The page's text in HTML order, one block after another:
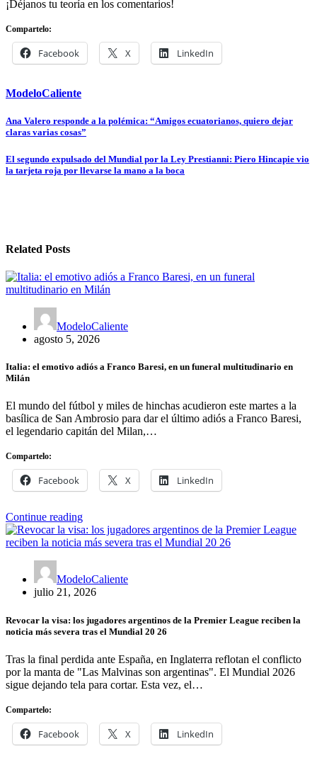
¡Déjanos tu teoría en los comentarios!
Compartelo:
Facebook X LinkedIn
ModeloCaliente
Navegación
entradas
Ana Valero responde a la polémica: “Amigos ecuatorianos, quiero dejar
claras varias cosas”
El segundo expulsado del Mundial por la Ley Prestianni: Piero Hincapie vio
la tarjeta roja por llevarse la mano a la boca
Related Posts
ModeloCaliente
agosto 5, 2026
Italia: el emotivo adiós a Franco Baresi, en un funeral multitudinario en
Milán
El mundo del fútbol y miles de hinchas acudieron este martes a la
basílica de San Ambrosio para dar el último adiós a Franco Baresi,
el legendario capitán del Milan,…
Compartelo:
Facebook X LinkedIn
Continue reading
ModeloCaliente
julio 21, 2026
Revocar la visa: los jugadores argentinos de la Premier League reciben la
noticia más severa tras el Mundial 20 26
Tras la final perdida ante España, en Inglaterra reflotan el conflicto
por la manta de "Las Malvinas son argentinas". El Mundial 2026
sigue dejando tela para cortar. Esta vez, el…
Compartelo:
Facebook X LinkedIn